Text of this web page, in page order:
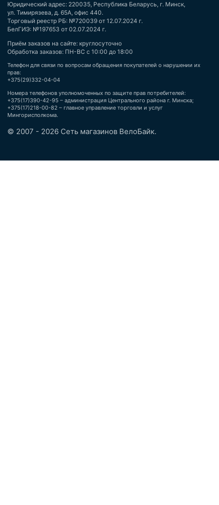
Юридический адрес: 220035, Республика Беларусь, г. Минск,
ул. Тимирязева, д. 65А, офис 440.
Торговый реестр РБ: №720039 от 12.07.2024 г.
БелГИЭ: №197653 от 02.07.2024 г.
Приём заказов на сайте: круглосуточно
Обработка заказов: ПН-ВС с 10:00 до 18:00
Телефон для связи по вопросам обращения покупателей о нарушении их
прав:
+375(29)332-04-04
Номера телефонов уполномоченных по защите прав потребителей:
+375(17)390-42-95 – администрация Центрального района г. Минска;
+375(17)218-00-82 – главное управление торговли и услуг
Мингорисполкома.
© 2007 - 2026 Сеть магазинов ВелоБайк.